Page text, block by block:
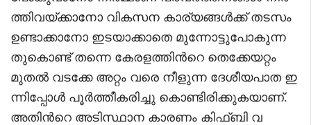
ത്തിവയ്ക്കാനോ വികസന കാര്യങ്ങൾക്ക് തടസം
ഉണ്ടാക്കാനോ ഇടയാക്കാതെ മുന്നോട്ടുപോകുന്ന
തുകൊണ്ട് തന്നെ കേരളത്തിൻറെ തെക്കേയറ്റം
മുതൽ വടക്കേ അറ്റം വരെ നീളുന്ന ദേശീയപാത ഇ
ന്നിപ്പോൾ പൂർത്തീകരിച്ചു കൊണ്ടിരിക്കുകയാണ്.
അതിൻറെ അടിസ്ഥാന കാരണം കിഫ്ബി വ